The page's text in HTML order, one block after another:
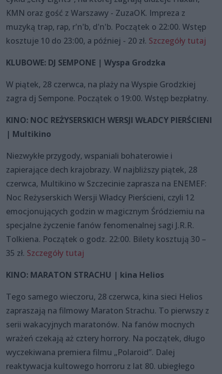
KMN oraz gość z Warszawy - ZuzaOK. Impreza z
muzyką trap, rap, r'n'b, d'n'b. Początek o 22:00. Wstęp
kosztuje 10 do 23:00, a później - 20 zł. Szczegóły tutaj
KLUBOWE: DJ SEMPONE | Wyspa Grodzka
W piątek, 28 czerwca, na plaży na Wyspie Grodzkiej
zagra dj Sempone. Początek o 19:00. Wstęp bezpłatny.
KINO: NOC REŻYSERSKICH WERSJI WŁADCY PIERŚCIENI
| Multikino
Niezwykłe przygody, wspaniali bohaterowie i
zapierające dech krajobrazy. W najbliższy piątek, 28
czerwca, Multikino w Szczecinie zaprasza na ENEMEF:
Noc Reżyserskich Wersji Władcy Pierścieni, czyli 12
emocjonujących godzin w magicznym Śródziemiu na
specjalne życzenie fanów fenomenalnej sagi J.R.R.
Tolkiena. Początek o godz. 22:00. Bilety kosztują 30 –
35 zł. Szczegóły tutaj
KINO: MARATON STRACHU | kina Helios
Tego samego wieczoru, 28 czerwca, kina sieci Helios
zapraszają na filmowy Maraton Strachu. To pierwszy z
serii wakacyjnych maratonów. Na fanów mocnych
wrażeń czekają aż cztery horrory. Na początek, długo
wyczekiwana premiera filmu „Polaroid”. Dalej
reaktywacja kultowego horroru z lat 80. ubiegłego